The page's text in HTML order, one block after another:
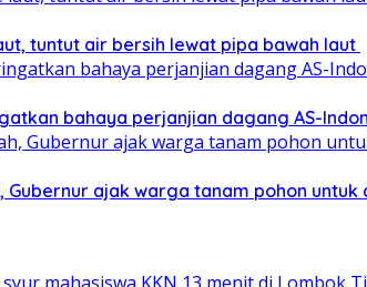
tuntut air bersih lewat pipa bawah laut
bahaya perjanjian dagang AS-
Gubernur ajak warga tanam pohon untuk